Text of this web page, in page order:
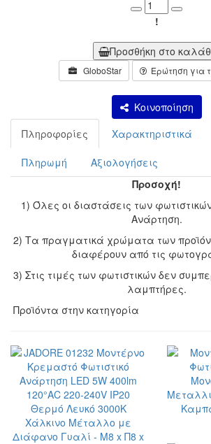
Minus
Plus
!
Προσθήκη στο
GloboStar Ερώτηση για
Κοινοποίηση
Πληροφορίες
Χαρακτηριστικά
Πληρωμή
Αξιολογήσεις
Προσοχή!
1) Όλες οι διαστάσεις των
Ανάρτηση.
2) Τα πραγματικά χρώματα των
διαφέρουν από τις
3) Στις τιμές των φωτιστικών δεν
λαμπτήρες.
Προϊόντα στην κατηγορία